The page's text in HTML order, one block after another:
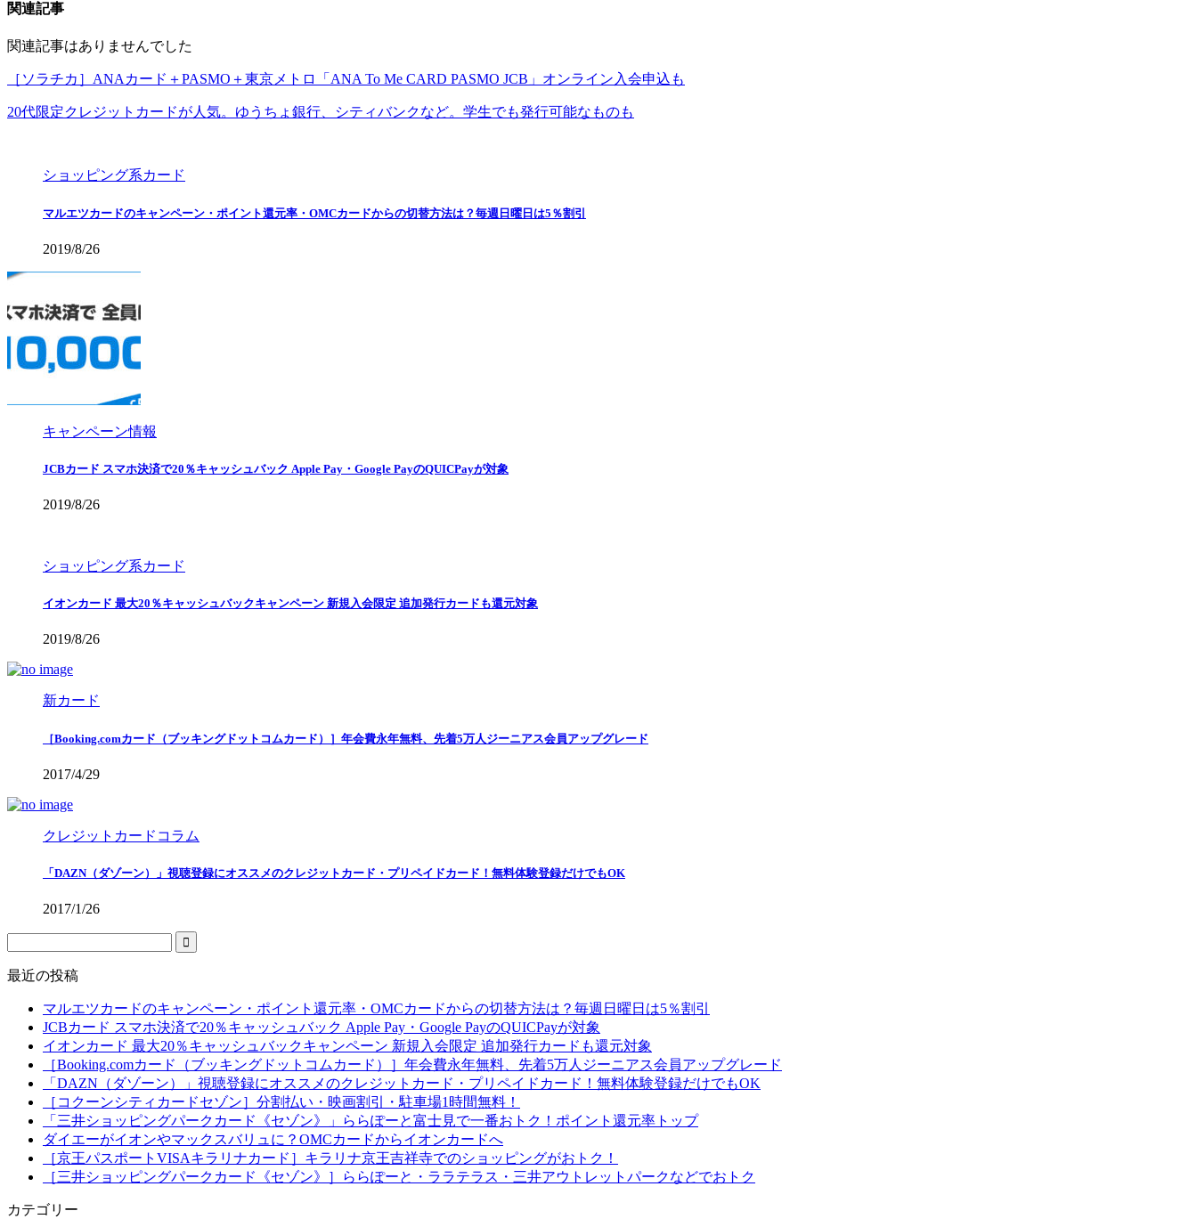
関連記事
関連記事はありませんでした
［ソラチカ］ANAカード＋PASMO＋東京メトロ「ANA To Me CARD PASMO JCB」オンライン入会申込も
20代限定クレジットカードが人気。ゆうちょ銀行、シティバンクなど。学生でも発行可能なものも
ショッピング系カード
マルエツカードのキャンペーン・ポイント還元率・OMCカードからの切替方法は？毎週日曜日は5％割引
2019/8/26
キャンペーン情報
JCBカード スマホ決済で20％キャッシュバック Apple Pay・Google PayのQUICPayが対象
2019/8/26
ショッピング系カード
イオンカード 最大20％キャッシュバックキャンペーン 新規入会限定 追加発行カードも還元対象
2019/8/26
新カード
［Booking.comカード（ブッキングドットコムカード）］年会費永年無料、先着5万人ジーニアス会員アップグレード
2017/4/29
クレジットカードコラム
「DAZN（ダゾーン）」視聴登録にオススメのクレジットカード・プリペイドカード！無料体験登録だけでもOK
2017/1/26
最近の投稿
マルエツカードのキャンペーン・ポイント還元率・OMCカードからの切替方法は？毎週日曜日は5％割引
JCBカード スマホ決済で20％キャッシュバック Apple Pay・Google PayのQUICPayが対象
イオンカード 最大20％キャッシュバックキャンペーン 新規入会限定 追加発行カードも還元対象
［Booking.comカード（ブッキングドットコムカード）］年会費永年無料、先着5万人ジーニアス会員アップグレード
「DAZN（ダゾーン）」視聴登録にオススメのクレジットカード・プリペイドカード！無料体験登録だけでもOK
［コクーンシティカードセゾン］分割払い・映画割引・駐車場1時間無料！
「三井ショッピングパークカード《セゾン》」ららぽーと富士見で一番おトク！ポイント還元率トップ
ダイエーがイオンやマックスバリュに？OMCカードからイオンカードへ
［京王パスポートVISAキラリナカード］キラリナ京王吉祥寺でのショッピングがおトク！
［三井ショッピングパークカード《セゾン》］ららぽーと・ララテラス・三井アウトレットパークなどでおトク
カテゴリー